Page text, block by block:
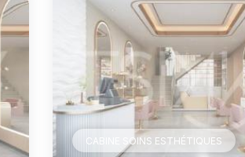
CABINE SOINS ESTHÉTIQUES